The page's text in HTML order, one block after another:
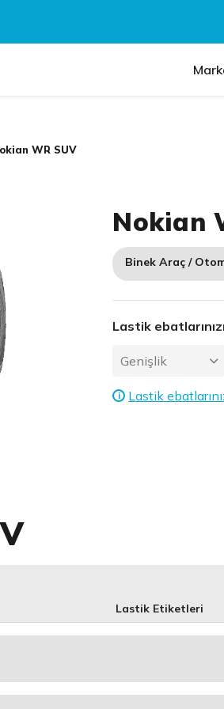
WR SUV
Nokian
Binek Araç /
Lastik
Genişlik
i Lastik
Lastik Etiketleri